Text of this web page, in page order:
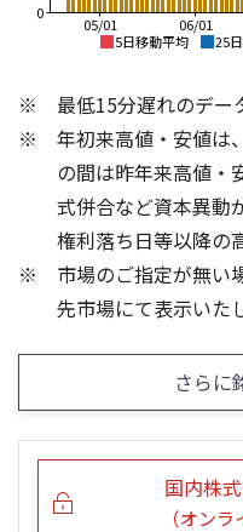
5日移動平均 25
06/01
05/01
0
13週移動平均 26
0
10
20
5ヶ月移動平均 25
0
5
10
最低15分遅れのデー
年初来高値・安値は
の間は昨年来高値・
式併合など資本異動
権利落ち日等以降の
市場のご指定が無い
先市場にて表示いた
さらに
国内株
（オン